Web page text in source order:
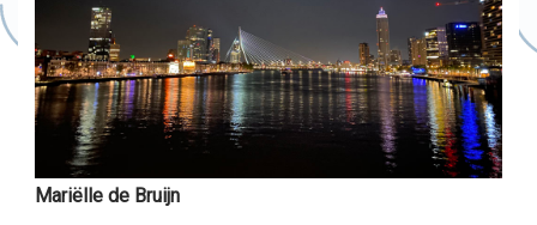
Mariëlle de Bruijn